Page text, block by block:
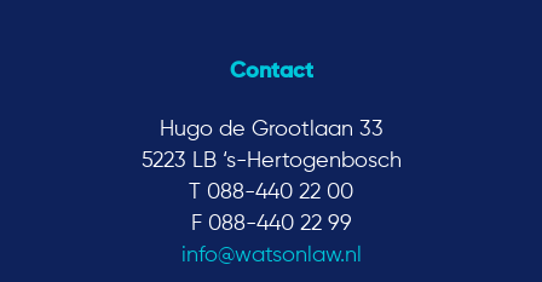
Contact
Hugo de Grootlaan 33
5223 LB ‘s-Hertogenbosch
T 088-440 22 00
F 088-440 22 99
info@watsonlaw.nl